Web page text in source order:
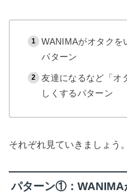
WANIMAがオタクを
パターン
友達になるなど「オ
しくするパターン
それぞれ見ていきましょう。
パターン①：WANIMA